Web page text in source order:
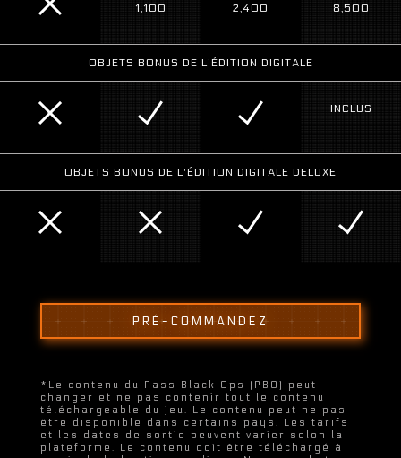
1,100 2,400 8,500
OBJETS BONUS DE L'ÉDITION DIGITALE
INCLUS
OBJETS BONUS DE L'ÉDITION DIGITALE DELUXE
PRÉ-COMMANDEZ
*Le contenu du Pass Black Ops (PBO) peut
changer et ne pas contenir tout le contenu
téléchargeable du jeu. Le contenu peut ne pas
être disponible dans certains pays. Les tarifs
et les dates de sortie peuvent varier selon la
plateforme. Le contenu doit être téléchargé à